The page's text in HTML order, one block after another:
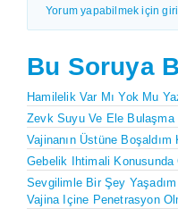
Yorum yapabilmek için
Bu Soruya
Hamilelik Var Mı Yok Mu
Zevk Suyu Ve Ele
Vajinanın Üstüne Boşaldım
Gebelik Ihtimali Konusunda
Sevgilimle Bir Şey
Vajina Içine Penetrasyon